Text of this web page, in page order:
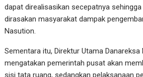
dapat direalisasikan secepatnya
dirasakan masyarakat dampak
Nasution.
Sementara itu, Direktur Utama Danareksa
mengatakan pemerintah pusat akan
sisi tata ruang, sedangkan pelaksanaan